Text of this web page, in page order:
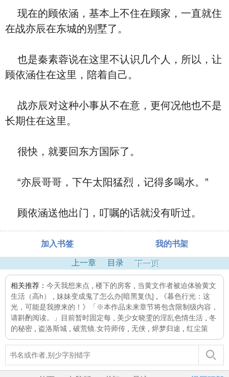
现在的顾依涵，基本上不住在顾家，一直就住
在战亦辰在东城的别墅了。
也是秦素蓉说在这里不认识几个人，所以，让
顾依涵住在这里，陪着自己。
战亦辰对这种小事从不在意，更何况他也不是
长期住在这里。
很快，就要回东方国际了。
“亦辰哥哥，下午太阳猛烈，记得多喝水。”
顾依涵送他出门，叮嘱的话就没有听过。
加入书签 我的书架
上一章 目录 下一页
相关推荐： 今天我想来点 楼下的房客
当黄文作者被迫体验黄文
生活（高h）
妹妹变成鬼了怎么办[暗黑复仇]
《暮色行光：这
光，可能是我撩来的！》「※本作品未来章节将包含限制级内容，
请斟酌阅读。」目前暂时固定每
美少女晓雯的淫乱色情生活
冬
的秘密
盗洛斯城 破荒镜.女符师传 无侠 烬梦归途 红尘策